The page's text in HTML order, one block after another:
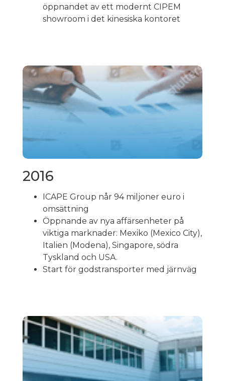
öppnandet av ett modernt CIPEM
showroom i det kinesiska kontoret
2016
ICAPE Group når 94 miljoner euro i
omsättning
Öppnande av nya affärsenheter på
viktiga marknader: Mexiko (Mexico City),
Italien (Modena), Singapore, södra
Tyskland och USA.
Start för godstransporter med järnväg